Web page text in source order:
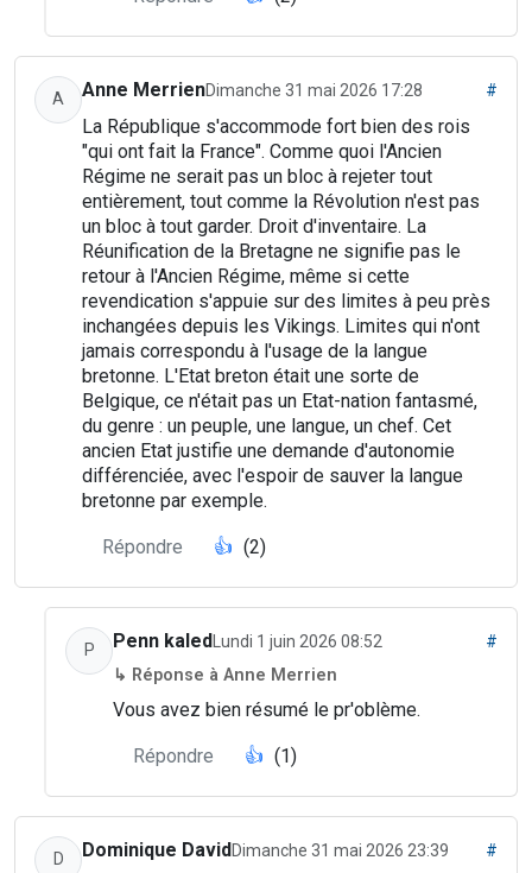
A Anne MerrienDimanche 31 mai 2026 17:28 #
La République s'accommode fort bien des rois
"qui ont fait la France". Comme quoi l'Ancien
Régime ne serait pas un bloc à rejeter tout
entièrement, tout comme la Révolution n'est pas
un bloc à tout garder. Droit d'inventaire. La
Réunification de la Bretagne ne signifie pas le
retour à l'Ancien Régime, même si cette
revendication s'appuie sur des limites à peu près
inchangées depuis les Vikings. Limites qui n'ont
jamais correspondu à l'usage de la langue
bretonne. L'Etat breton était une sorte de
Belgique, ce n'était pas un Etat-nation fantasmé,
du genre : un peuple, une langue, un chef. Cet
ancien Etat justifie une demande d'autonomie
différenciée, avec l'espoir de sauver la langue
bretonne par exemple.
Répondre 👍 (2)
P Penn kaled Lundi 1 juin 2026 08:52 #
↳ Réponse à Anne Merrien
Vous avez bien résumé le pr'oblème.
Répondre 👍 (1)
D Dominique DavidDimanche 31 mai 2026 23:39 #